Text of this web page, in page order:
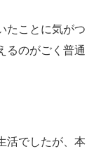
たことに気がつ
るのがごく普通
活でしたが、本